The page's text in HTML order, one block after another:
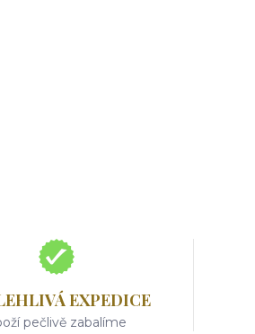
EXPEDICE
pečlivě zabalíme